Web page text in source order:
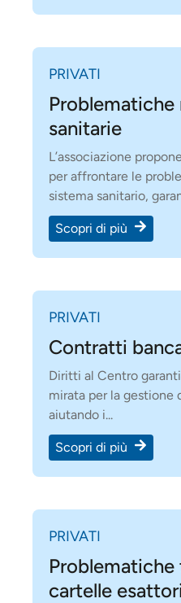
PRIVATI
sanitarie
L’associazione
per affrontare le
sistema sanitario,
Scopri di più
PRIVATI
Contratti
Diritti al Centro
mirata per la gestione
aiutando i...
Scopri di più
PRIVATI
cartelle